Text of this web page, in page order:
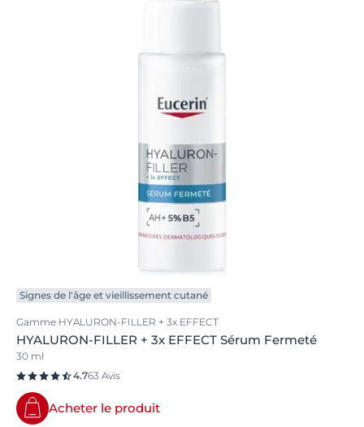
Signes de l'âge et vieillissement cutané
Gamme HYALURON-FILLER + 3x EFFECT
HYALURON-FILLER + 3x EFFECT Sérum Fermeté
30 ml
4.763 Avis
Acheter le produit